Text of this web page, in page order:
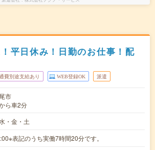
平日休み！日勤のお仕事！配
費別途支給あり WEB登録OK 派遣
市
ら車2分
・金・土
表記のうち実働7時間20分です。